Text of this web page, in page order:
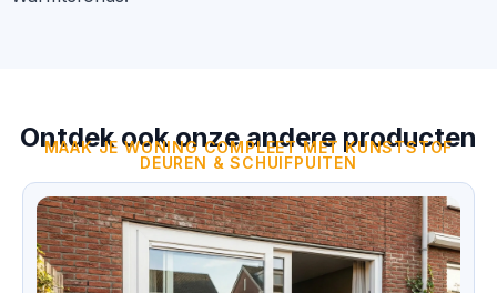
Ontdek ook onze andere producten
MAAK JE WONING COMPLEET MET KUNSTSTOF
DEUREN & SCHUIFPUITEN